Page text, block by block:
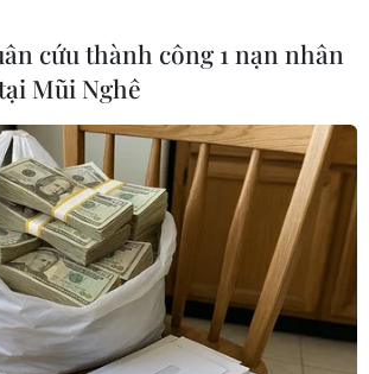
cứu thành công 1 nạn nhân
Mũi Nghê